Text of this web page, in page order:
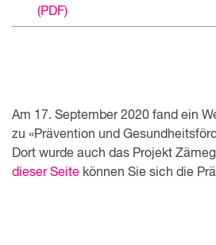
(PDF)
Am 17. September 2020 fand ein
zu «Prävention und
Dort wurde auch das Projekt
dieser Seite können Sie sich die